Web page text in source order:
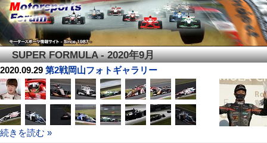
SUPER FORMULA - 2020年9月
2020.09.29 第2戦岡山フォトギャラリー
続きを読む »